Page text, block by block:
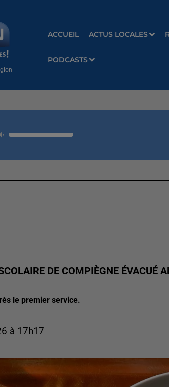
ACCUEIL ACTUS LOCALES
PODCASTS
DE COMPIÈGNE ÉVACUÉ
le premier service.
à 17h17